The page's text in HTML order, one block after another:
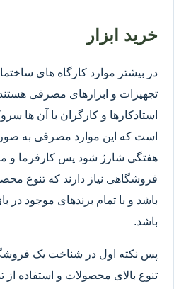
خرید ابزار
در بیشتر موارد کارگاه های
تجهیزات و ابزارهای مصرفی
استادکارها و کارگران با آن ها
است که این موارد مصرفی به
هفتگی شارژ شود پس کارفرما و
فروشگاهی نیاز دارند که تنوع
باشد و با تمام برندهای موجود در
باشد.
پس نکته اول در شناخت یک
تنوع بالای محصولات و استفاده از